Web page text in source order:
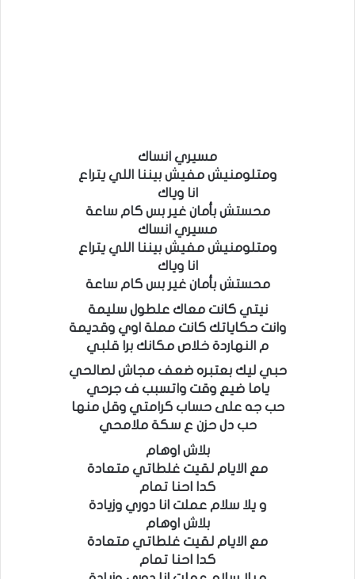
مسيري انساك
ومتلومنيش مفيش بيننا اللي يتراع
انا وياك
محستش بأمان غير بس كام ساعة
مسيري انساك
ومتلومنيش مفيش بيننا اللي يتراع
انا وياك
محستش بأمان غير بس كام ساعة
نيتي كانت معاك علطول سليمة
وانت حكاياتك كانت مملة اوي وقديمة
م النهاردة خلاص مكانك برا قلبي
حبي ليك بعتبره ضعف مجاش لصالحي
ياما ضيع وقت واتسبب ف جرحي
حب جه على حساب كرامتي وقل منها
حب دل حزن ع سكة ملامحي
بلاش اوهام
مع الايام لقيت غلطاتي متعادة
كدا احنا تمام
و يلا سلام عملت انا دوري وزيادة
بلاش اوهام
مع الايام لقيت غلطاتي متعادة
كدا احنا تمام